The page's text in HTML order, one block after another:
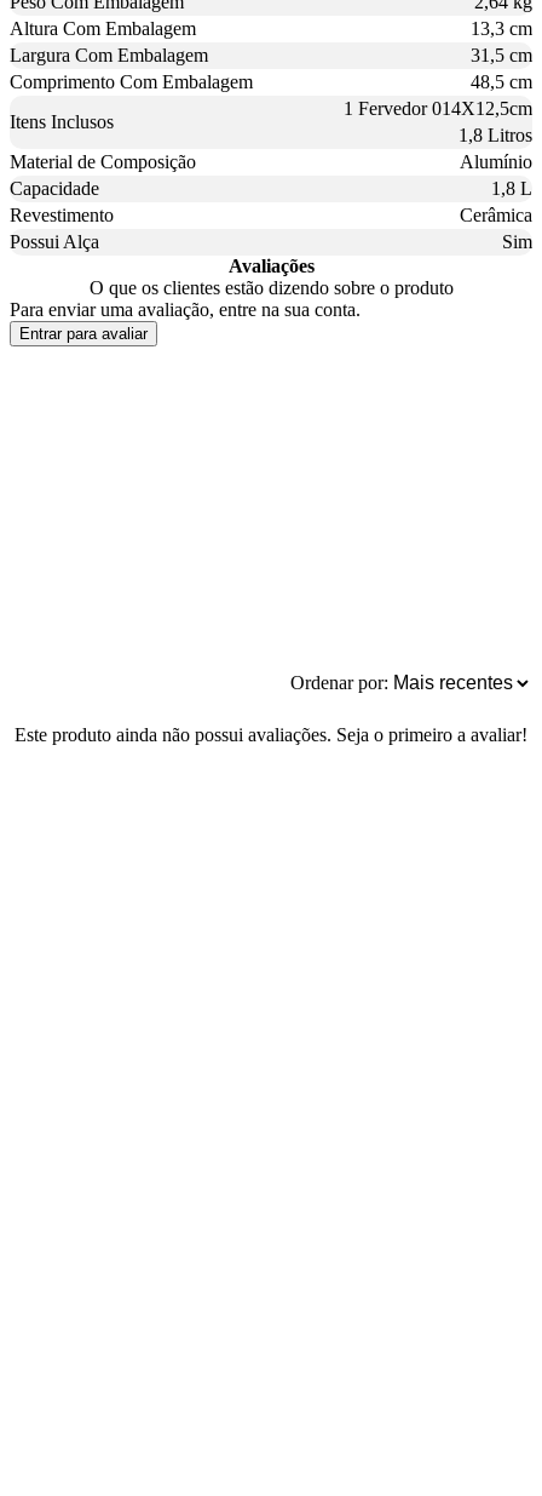
Altura Com Embalagem
13,3 cm
Largura Com Embalagem
31,5 cm
Comprimento Com Embalagem
48,5 cm
Itens Inclusos
1 Fervedor 014X12,5cm
1,8 Litros
Material de Composição
Alumínio
Capacidade
1,8 L
Revestimento
Cerâmica
Possui Alça
Sim
Avaliações
O que os clientes estão dizendo sobre o produto
Para enviar uma avaliação, entre na sua conta.
Entrar para avaliar
Ordenar por:
Este produto ainda não possui avaliações. Seja o primeiro a avaliar!